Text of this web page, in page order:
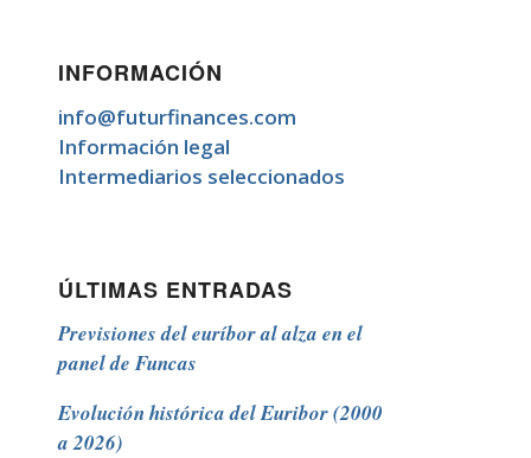
INFORMACIÓN
info@futurfinances.com
Información legal
Intermediarios seleccionados
ÚLTIMAS ENTRADAS
Previsiones del euríbor al alza en el
panel de Funcas
Evolución histórica del Euribor (2000
a 2026)